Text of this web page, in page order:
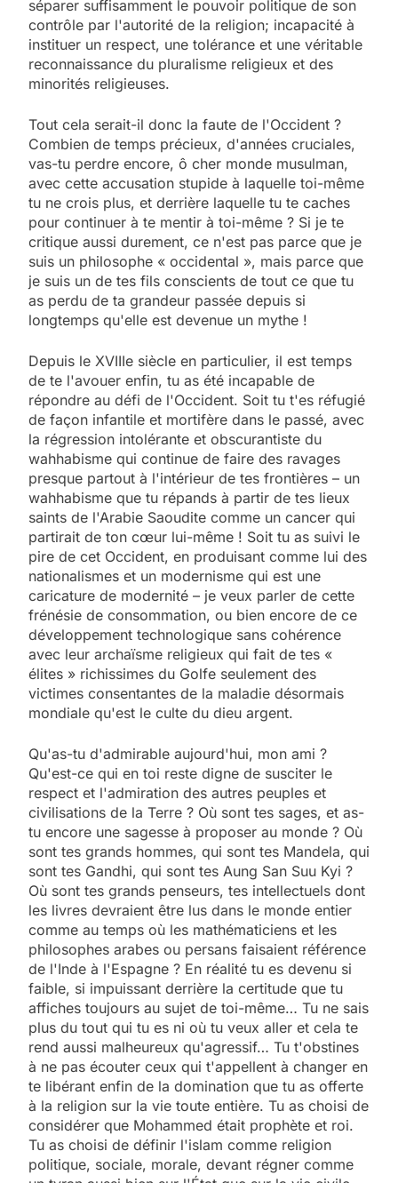
séparer suffisamment le pouvoir politique de son
contrôle par l'autorité de la religion; incapacité à
instituer un respect, une tolérance et une véritable
reconnaissance du pluralisme religieux et des
minorités religieuses.
Tout cela serait-il donc la faute de l'Occident ?
Combien de temps précieux, d'années cruciales,
vas-tu perdre encore, ô cher monde musulman,
avec cette accusation stupide à laquelle toi-même
tu ne crois plus, et derrière laquelle tu te caches
pour continuer à te mentir à toi-même ? Si je te
critique aussi durement, ce n'est pas parce que je
suis un philosophe « occidental », mais parce que
je suis un de tes fils conscients de tout ce que tu
as perdu de ta grandeur passée depuis si
longtemps qu'elle est devenue un mythe !
Depuis le XVIIIe siècle en particulier, il est temps
de te l'avouer enfin, tu as été incapable de
répondre au défi de l'Occident. Soit tu t'es réfugié
de façon infantile et mortifère dans le passé, avec
la régression intolérante et obscurantiste du
wahhabisme qui continue de faire des ravages
presque partout à l'intérieur de tes frontières – un
wahhabisme que tu répands à partir de tes lieux
saints de l'Arabie Saoudite comme un cancer qui
partirait de ton cœur lui-même ! Soit tu as suivi le
pire de cet Occident, en produisant comme lui des
nationalismes et un modernisme qui est une
caricature de modernité – je veux parler de cette
frénésie de consommation, ou bien encore de ce
développement technologique sans cohérence
avec leur archaïsme religieux qui fait de tes «
élites » richissimes du Golfe seulement des
victimes consentantes de la maladie désormais
mondiale qu'est le culte du dieu argent.
Qu'as-tu d'admirable aujourd'hui, mon ami ?
Qu'est-ce qui en toi reste digne de susciter le
respect et l'admiration des autres peuples et
civilisations de la Terre ? Où sont tes sages, et as-
tu encore une sagesse à proposer au monde ? Où
sont tes grands hommes, qui sont tes Mandela, qui
sont tes Gandhi, qui sont tes Aung San Suu Kyi ?
Où sont tes grands penseurs, tes intellectuels dont
les livres devraient être lus dans le monde entier
comme au temps où les mathématiciens et les
philosophes arabes ou persans faisaient référence
de l'Inde à l'Espagne ? En réalité tu es devenu si
faible, si impuissant derrière la certitude que tu
affiches toujours au sujet de toi-même… Tu ne sais
plus du tout qui tu es ni où tu veux aller et cela te
rend aussi malheureux qu'agressif… Tu t'obstines
à ne pas écouter ceux qui t'appellent à changer en
te libérant enfin de la domination que tu as offerte
à la religion sur la vie toute entière. Tu as choisi de
considérer que Mohammed était prophète et roi.
Tu as choisi de définir l'islam comme religion
politique, sociale, morale, devant régner comme